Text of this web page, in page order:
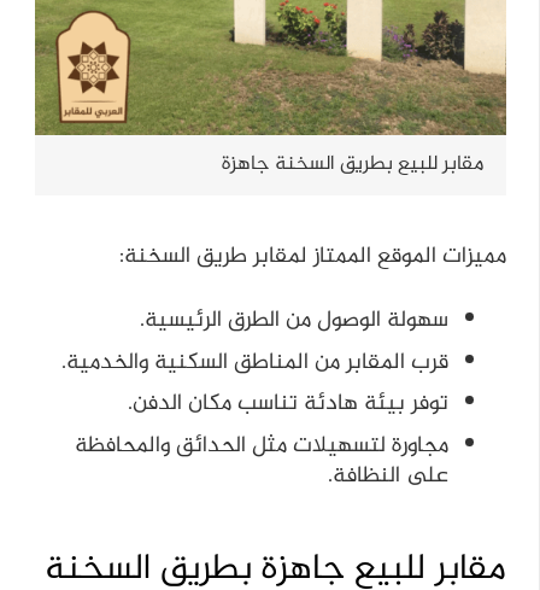
مقابر للبيع بطريق السخنة جاهزة
مميزات الموقع الممتاز لمقابر طريق السخنة:
سهولة الوصول من الطرق الرئيسية.
قرب المقابر من المناطق السكنية والخدمية.
توفر بيئة هادئة تناسب مكان الدفن.
مجاورة لتسهيلات مثل الحدائق والمحافظة
على النظافة.
مقابر للبيع جاهزة بطريق السخنة